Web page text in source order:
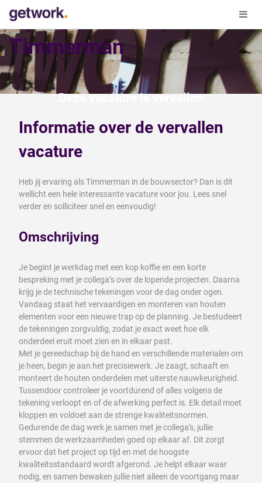
Timmerman
Deze vacature is vervallen
Informatie over de vervallen
vacature
Heb jij ervaring als Timmerman in de bouwsector? Dan is dit
wellicht een hele interessante vacature voor jou. Lees snel
verder en solliciteer snel en eenvoudig!
Omschrijving
Je begint je werkdag met een kop koffie en een korte
bespreking met je collega’s over de lopende projecten. Daarna
krijg je de technische tekeningen voor de dag onder ogen.
Vandaag staat het vervaardigen en monteren van houten
elementen voor een nieuwe trap op de planning. Je bestudeert
de tekeningen zorgvuldig, zodat je exact weet hoe elk
onderdeel eruit moet zien en in elkaar past.
Met je gereedschap bij de hand en verschillende materialen om
je heen, begin je aan het precisiewerk. Je zaagt, schaaft en
monteert de houten onderdelen met uiterste nauwkeurigheid.
Tussendoor controleer je voortdurend of alles volgens de
tekening verloopt en of de afwerking perfect is. Elk detail moet
kloppen en voldoet aan de strenge kwaliteitsnormen.
Gedurende de dag werk je samen met je collega's, jullie
stemmen de werkzaamheden goed op elkaar af. Dit zorgt
ervoor dat het project op tijd en met de hoogste
kwaliteitsstandaard wordt afgerond. Je helpt elkaar waar
nodig, en samen bewaken jullie niet alleen de voortgang maar